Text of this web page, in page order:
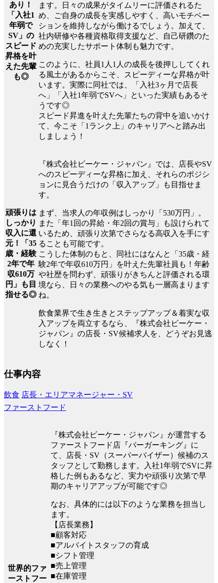
あり！
「入社1
年弱で
SV」の
スピード
昇格を叶
えた先輩
も◎
ます。日々の成果がタイムリーに評価されるた
め、ご自身の成長を実感しやすく、高いモチベー
ションを維持しながら働けるでしょう。加えて、
社内研修や各種資格取得支援など、自己研鑽のた
めの充実したサポート体制も魅力です。
このように、社員1人1人の成長を後押ししてくれ
る風土があるからこそ、スピーディーな昇格が叶
います。実際に同社では、「入社3ヶ月で店長
へ」「入社1年弱でSVへ」といった実績もあるそ
うです◎
スピード昇進を叶えた先輩たちの背中を追いかけ
て、今こそ「1ランク上」のキャリアへと踏み出
しましょう！
頑張りは
しっかり
収入に還
元！「35
歳・経験
2年で年
収610万
円」も目
指せる◎
『株式会社ビーケー・ジャパン』では、店長やSV
へのスピーディーな昇格に加え、それらのポジシ
ョンに見合うだけの「収入アップ」も目指せま
す。
まず、当求人の年収例はしっかり「530万円」。
また「年1回の昇給・年2回の賞与」も設けられて
いるため、頑張り次第でさらなる高収入を手にす
ることも可能です。
こうした体制のもと、同社にはなんと「35歳・経
験2年で年収610万円」を叶えた先輩社員も！年齢
や社歴を問わず、頑張りがきちんと評価される環
境なら、日々の業務へのやる気も一層高まります
ね。
飲食業界で生き生きとステップアップ＆着実な収
入アップを両立するなら、『株式会社ビーケー・
ジャパン』の店長・SV候補求人を、どうぞお見逃
しなく！
仕事内容
飲食 店長・エリアマネージャー・SV
ファーストフード
世界的ファ
ーストフー
『株式会社ビーケー・ジャパン』が運営する
ファーストフード店『バーガーキング』に
て、店長・SV（スーパーバイザー）候補のス
タッフとして勤務します。入社1年弱でSVに昇
格した例もあるなど、実力や頑張り次第で早
期のキャリアアップが可能です◎
なお、具体的には以下のような業務を担当し
ます。
【店長業務】
■顧客対応
■アルバイトスタッフの育成
■シフト管理
■売上管理
■在庫管理